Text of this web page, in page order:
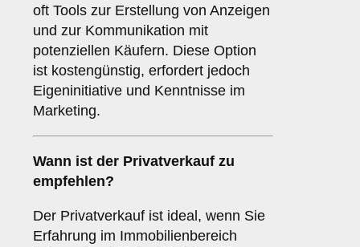
oft Tools zur Erstellung von Anzeigen
und zur Kommunikation mit
potenziellen Käufern. Diese Option
ist kostengünstig, erfordert jedoch
Eigeninitiative und Kenntnisse im
Marketing.
Wann ist der Privatverkauf zu
empfehlen?
Der Privatverkauf ist ideal, wenn Sie
Erfahrung im Immobilienbereich